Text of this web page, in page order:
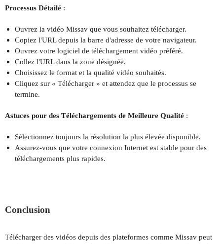
Processus Détailé :
Ouvrez la vidéo Missav que vous souhaitez télécharger.
Copiez l'URL depuis la barre d'adresse de votre navigateur.
Ouvrez votre logiciel de téléchargement vidéo préféré.
Collez l'URL dans la zone désignée.
Choisissez le format et la qualité vidéo souhaités.
Cliquez sur « Télécharger » et attendez que le processus se
termine.
Astuces pour des Téléchargements de Meilleure Qualité :
Sélectionnez toujours la résolution la plus élevée disponible.
Assurez-vous que votre connexion Internet est stable pour des
téléchargements plus rapides.
Conclusion
Télécharger des vidéos depuis des plateformes comme Missav peut